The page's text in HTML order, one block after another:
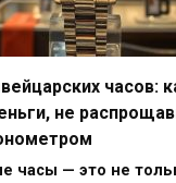
часов:
не
часы — это не